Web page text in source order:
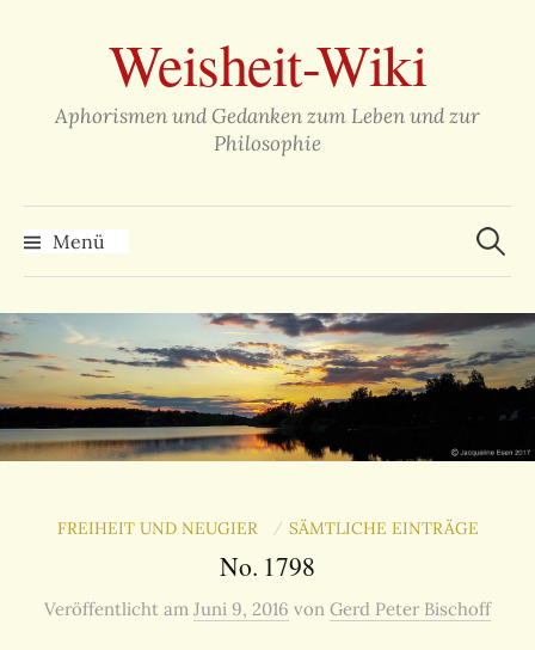
überspringenWeisheit-Wiki
Aphorismen und Gedanken zum Leben und zur
Philosophie
Menü
Suchen
nach:
FREIHEIT UND NEUGIER / SÄMTLICHE EINTRÄGE
No. 1798
Veröffentlicht am Juni 9, 2016 von Gerd Peter Bischoff